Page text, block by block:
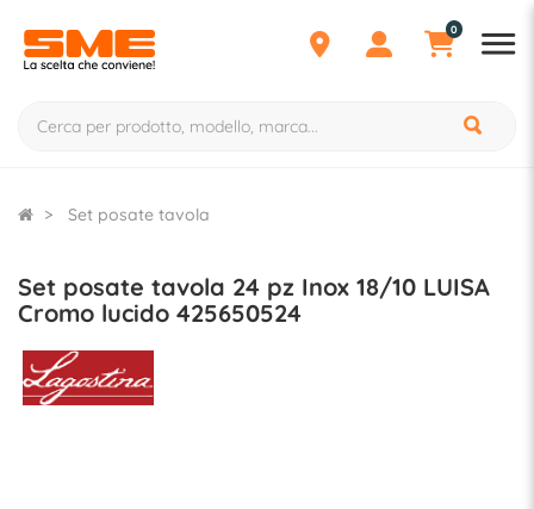
0
Set posate tavola
Set posate tavola 24 pz Inox 18/10 LUISA
Cromo lucido 425650524